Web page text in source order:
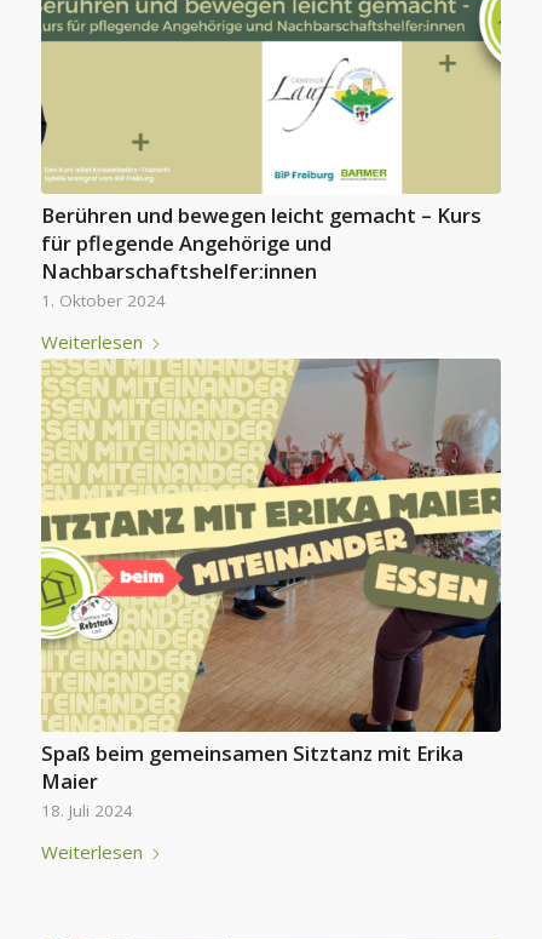
Berühren und bewegen leicht gemacht – Kurs
für pflegende Angehörige und
Nachbarschaftshelfer:innen
1. Oktober 2024
Weiterlesen
Spaß beim gemeinsamen Sitztanz mit Erika
Maier
18. Juli 2024
Weiterlesen